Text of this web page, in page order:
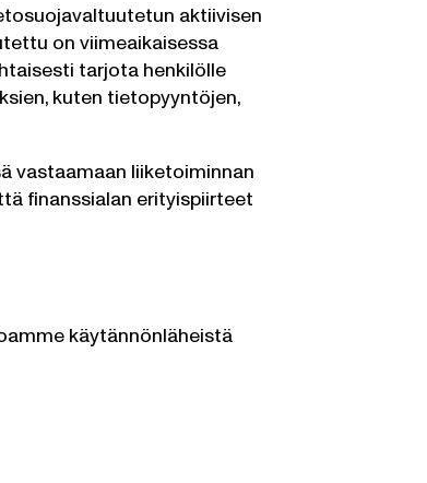
aktiivisen
on viimeaikaisessa
tarjota henkilölle
kuten tietopyyntöjen,
vastaamaan liiketoiminnan
finanssialan erityispiirteet
käytännönläheistä